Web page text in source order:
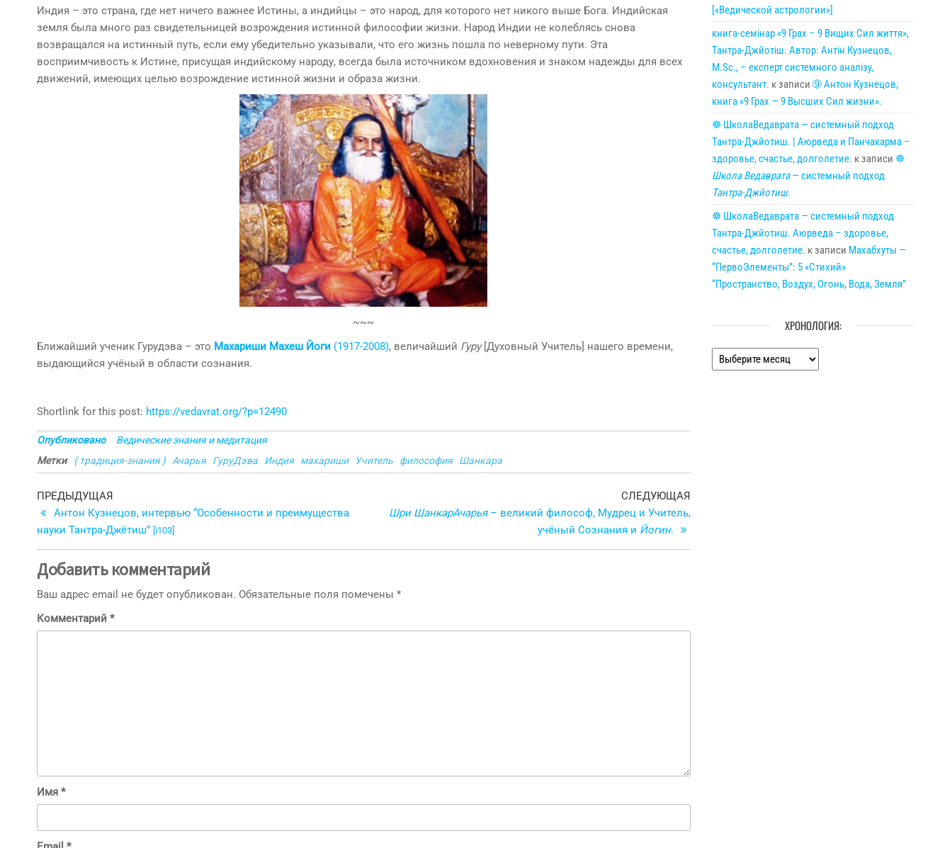
Индия – это страна, где нет ничего важнее Истины, а индийцы – это народ, для которого нет никого выше Бога. Индийская
земля была много раз свидетельницей возрождения истинной философии жизни. Народ Индии не колеблясь снова
возвращался на истинный путь, если ему убедительно указывали, что его жизнь пошла по неверному пути. Эта
восприимчивость к Истине, присущая индийскому народу, всегда была источником вдохновения и знаком надежды для всех
движений, имеющих целью возрождение истинной жизни и образа жизни.
~~~
Ближайший ученик Гурудэва – это Махариши Махеш Йоги (1917-2008), величайший Гуру[Духовный Учитель] нашего времени,
выдающийся учёный в области сознания.
Shortlink for this post: https://vedavrat.org/?p=12490
Опубликовано
Ведические знания и медитация
Метки
{ традиция-знания } Ачарья ГуруДэва Индия махариши Учитель философия Шанкара
Навигация
по
записям
Предыдущая
запись
ПРЕДЫДУЩАЯ
Антон Кузнецов, интервью “Особенности и преимущества
науки Тантра-Джётиш” [i103]
Следующая
запись
СЛЕДУЮЩАЯ
Шри ШанкарАчарья– великий философ, Мудрец и Учитель,
учёный Сознания и Йогин.
Добавить комментарий
Ваш адрес email не будет опубликован. Обязательные поля помечены *
Комментарий *
Имя *
[«Ведической астрологии»]
книга-семінар «9 Грах – 9 Вищих Сил життя»,
Тантра-Джйотіш. Автор: Антін Кузнецов,
M.Sc., – експерт системного аналізу,
консультант. к записи ➈ Антон Кузнецов,
книга «9 Грах — 9 Высших Сил жизни».
☸ ШколаВедаврата — системный подход
Тантра-Джйотиш. | Аюрведа и Панчакарма –
здоровье, счастье, долголетие. к записи ☸
Школа Ведаврата— системный подход
Тантра-Джйотиш.
☸ ШколаВедаврата — системный подход
Тантра-Джйотиш. Аюрведа – здоровье,
счастье, долголетие. к записи Махабхуты —
“ПервоЭлементы”: 5 «Стихий»
“Пространство, Воздух, Огонь, Вода, Земля”
ХРОНОЛОГИЯ:
Хронология: